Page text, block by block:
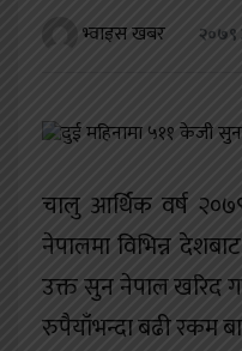
स्वास्थ्य
अन्य
भ्वाइस खबर २०७९
चालु आर्थिक वर्ष
नेपालमा विभिन्न
उक्त सुन नेपाल खरिद
रुपैयाँभन्दा बढी रकम